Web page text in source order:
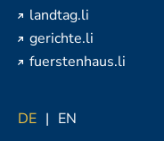
landtag.li
gerichte.li
fuerstenhaus.li
DE EN